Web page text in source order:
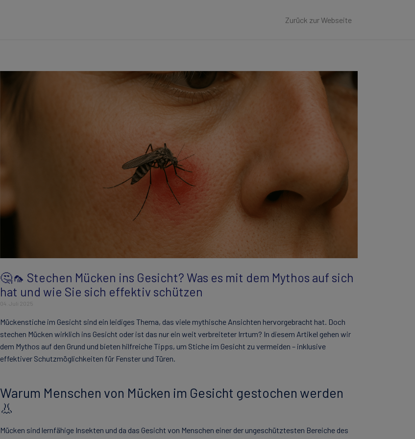
Zurück zur Webseite
🤔🦟 Stechen Mücken ins Gesicht? Was es mit dem Mythos auf sich
hat und wie Sie sich effektiv schützen
04. Juli 2025
Mückenstiche im Gesicht sind ein leidiges Thema, das viele mythische Ansichten hervorgebracht hat. Doch
stechen Mücken wirklich ins Gesicht oder ist das nur ein weit verbreiteter Irrtum? In diesem Artikel gehen wir
dem Mythos auf den Grund und bieten hilfreiche Tipps, um Stiche im Gesicht zu vermeiden – inklusive
effektiver Schutzmöglichkeiten für Fenster und Türen.
Warum Menschen von Mücken im Gesicht gestochen werden
👃
Mücken sind lernfähige Insekten und da das Gesicht von Menschen einer der ungeschütztesten Bereiche des